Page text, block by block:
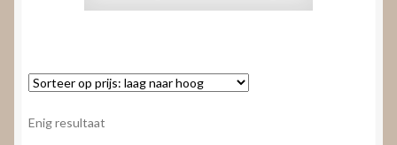
Enig resultaat